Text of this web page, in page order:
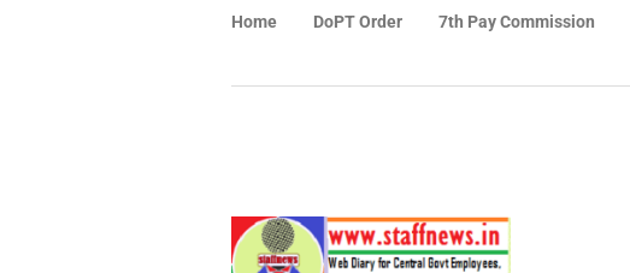
Home DoPT Order 7th Pay Commission